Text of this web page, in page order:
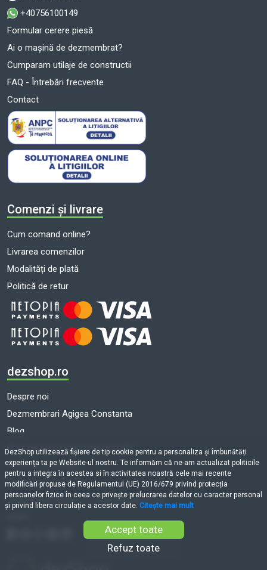
+40756100149
Formular cerere piesă
Ai o mașină de dezmembrat?
Cumparam utilaje de constructii
FAQ - Întrebări frecvente
Contact
Comenzi și livrare
Cum comand online?
Livrarea comenzilor
Modalități de plată
Politică de retur
dezshop.ro
Despre noi
Dezmembrari Agigea Constanta
Blog
Dezmembrari auto toate marcile
Termeni și condiții
Politică de cookie-uri
Prelucrarea datelor cu caracter personal
DezShop utilizează fişiere de tip cookie pentru a personaliza și îmbunătăți
experiența ta pe Website-ul nostru. Te informăm că ne-am actualizat politicile
pentru a integra în acestea si în activitatea noastră cele mai recente
modificări propuse de Regulamentul (UE) 2016/679 privind protecția
persoanelor fizice în ceea ce privește prelucrarea datelor cu caracter personal
și privind libera circulație a acestor date. Citește mai mult
Accept toate
Refuz toate